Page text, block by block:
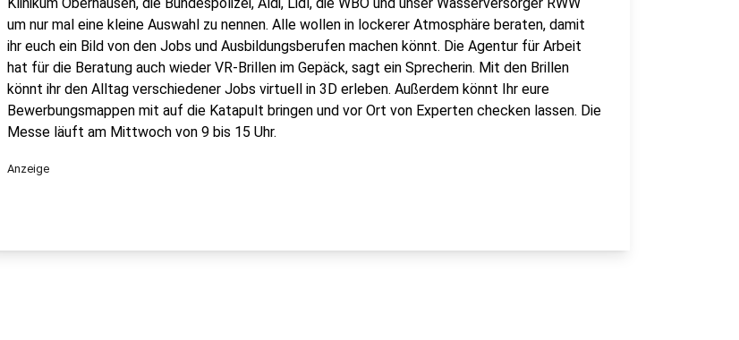
um nur mal eine kleine Auswahl zu nennen. Alle wollen in lockerer Atmosphäre beraten, damit
ihr euch ein Bild von den Jobs und Ausbildungsberufen machen könnt. Die Agentur für Arbeit
hat für die Beratung auch wieder VR-Brillen im Gepäck, sagt ein Sprecherin. Mit den Brillen
könnt ihr den Alltag verschiedener Jobs virtuell in 3D erleben. Außerdem könnt Ihr eure
Bewerbungsmappen mit auf die Katapult bringen und vor Ort von Experten checken lassen. Die
Messe läuft am Mittwoch von 9 bis 15 Uhr.
Anzeige